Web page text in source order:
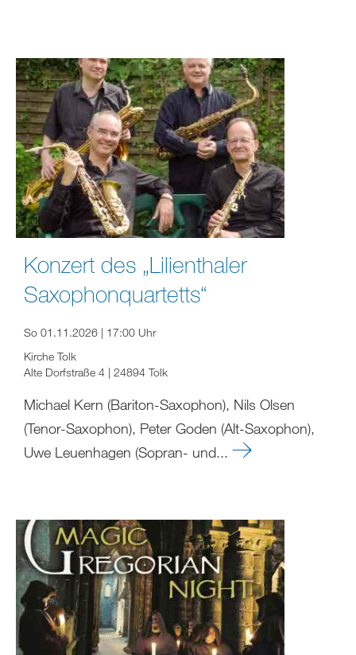
Konzert des „Lilienthaler
Saxophonquartetts“
So 01.11.2026 | 17:00 Uhr
Kirche Tolk
Alte Dorfstraße 4 | 24894 Tolk
Michael Kern (Bariton-Saxophon), Nils Olsen
(Tenor-Saxophon), Peter Goden (Alt-Saxophon),
Uwe Leuenhagen (Sopran- und...